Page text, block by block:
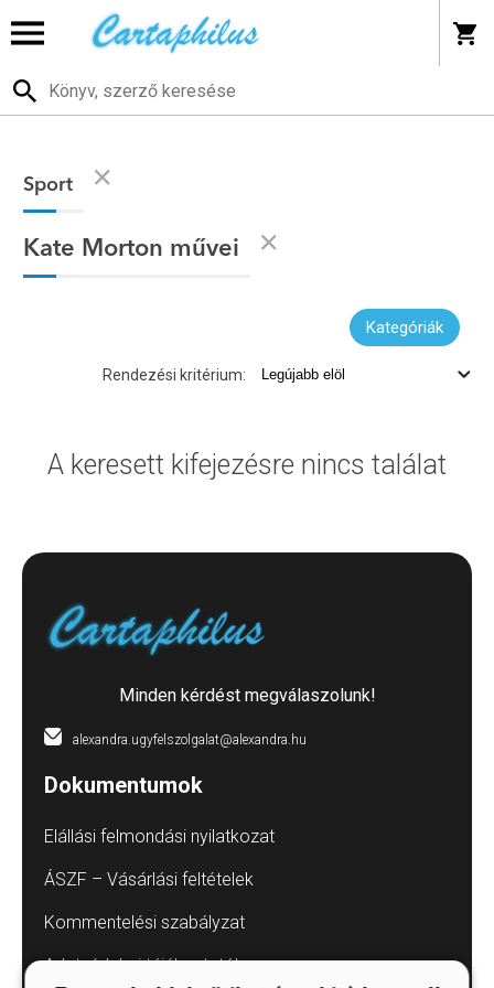
Sport
Kate Morton művei
Kategóriák
Rendezési kritérium:
A keresett kifejezésre nincs találat
Minden kérdést megválaszolunk!
alexandra.ugyfelszolgalat@alexandra.hu
Dokumentumok
Elállási felmondási nyilatkozat
ÁSZF – Vásárlási feltételek
Kommentelési szabályzat
Adatvédelmi tájékoztatók